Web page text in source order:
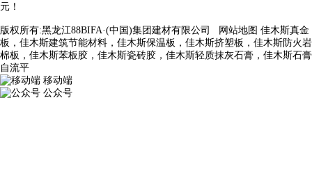
元！
版权所有:黑龙江88BIFA·(中国)集团建材有限公司 网站地图 佳木斯真金
板，佳木斯建筑节能材料，佳木斯保温板，佳木斯挤塑板，佳木斯防火岩
棉板，佳木斯苯板胶，佳木斯瓷砖胶，佳木斯轻质抹灰石膏，佳木斯石膏
自流平
移动端
公众号